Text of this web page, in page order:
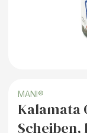
MANI®
Kalamata
Scheiben,